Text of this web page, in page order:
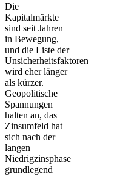
Die
Kapitalmärkte
sind seit Jahren
in Bewegung,
und die Liste der
Unsicherheitsfaktoren
wird eher länger
als kürzer.
Geopolitische
Spannungen
halten an, das
Zinsumfeld hat
sich nach der
langen
Niedrigzinsphase
grundlegend